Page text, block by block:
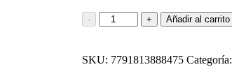
-
GASEOSA
PEPSI
cantidad
+ Añadir al carrito
SKU: 7791813888475 Categoría: